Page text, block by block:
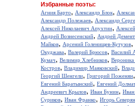
Избранные поэты:
Агния Барто, Александр Блок,
Александр Полежаев, Александр
Алексей Николаевич Апухтин,
Андрей Вознесенский, Андрей
Майков, Арсений Голенищев-Кутузов,
Окуджава, Валерий Брюсов, Василий
Кумач, Велимир Хлебников,
Костров, Владимир Маяковский,
Георгий Шенгели, Григорий Поженян
Евгений Баратынский, Евгений
Андреевич Крылов, Иван Бунин,
Суриков, Иван Франко, Игорь